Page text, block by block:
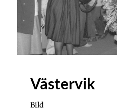
Västervik
Bild